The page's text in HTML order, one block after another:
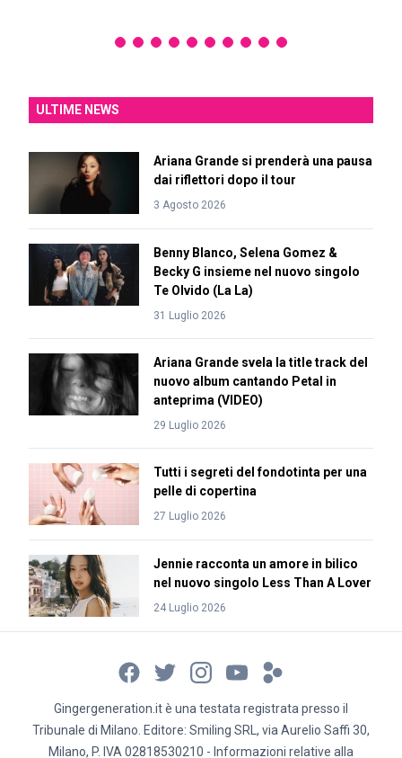
ULTIME NEWS
Ariana Grande si prenderà una pausa
dai riflettori dopo il tour
3 Agosto 2026
Benny Blanco, Selena Gomez &
Becky G insieme nel nuovo singolo
Te Olvido (La La)
31 Luglio 2026
Ariana Grande svela la title track del
nuovo album cantando Petal in
anteprima (VIDEO)
29 Luglio 2026
Tutti i segreti del fondotinta per una
pelle di copertina
27 Luglio 2026
Jennie racconta un amore in bilico
nel nuovo singolo Less Than A Lover
24 Luglio 2026
Gingergeneration.it è una testata registrata presso il
Tribunale di Milano. Editore: Smiling SRL, via Aurelio Saffi 30,
Milano, P. IVA 02818530210 - Informazioni relative alla